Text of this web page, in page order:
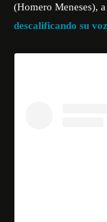
(Homero Meneses),
descalificando su